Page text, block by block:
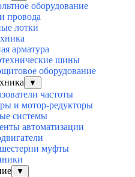
оборудование
провода
лотки
арматура
шины
оборудование
▼
частоты
и мотор-редукторы
системы
автоматизации
муфты
▼